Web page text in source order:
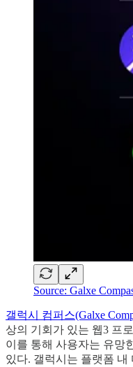
Source: Galxe
갤럭시 컴퍼스(Galxe
상의 기회가 있는 웹3 프
이를 통해 사용자는 유망
있다. 갤럭시는 플랫폼 내